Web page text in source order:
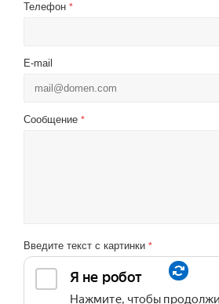
Телефон *
E-mail
Сообщение *
Введите текст с картинки *